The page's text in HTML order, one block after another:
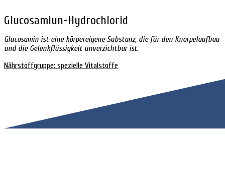
Glucosamiun-Hydrochlorid
Glucosamin ist eine körpereigene Substanz, die für den Knorpelaufbau
und die Gelenkflüssigkeit unverzichtbar ist.
Nährstoffgruppe: spezielle Vitalstoffe